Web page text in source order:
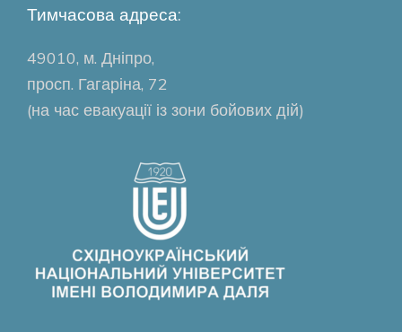
Тимчасова адреса:
49010, м. Дніпро,
просп. Гагаріна, 72
(на час евакуації із зони бойових дій)